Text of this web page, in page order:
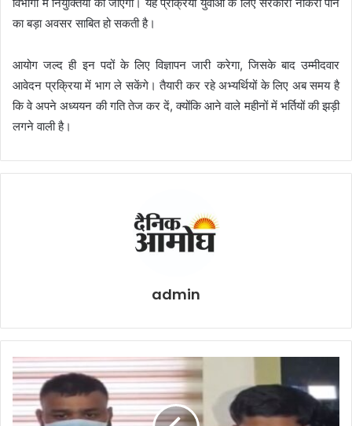
का बड़ा अवसर साबित हो सकती है।
आयोग जल्द ही इन पदों के लिएविज्ञापन जारी करेगा, जिसके बाद उम्मीदवार
आवेदन प्रक्रियामें भाग ले सकेंगे। तैयारी कर रहे अभ्यर्थियों के लिए अब समय है
कि वे अपने अध्ययन की गति तेज कर दें, क्योंकि आने वाले महीनों में भर्तियों की झड़ी
लगने वाली है।
admin